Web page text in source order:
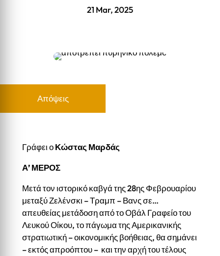
21 Mar, 2025
Απόψεις
Γράφει οΚώστας Μαρδάς
Α’ ΜΕΡΟΣ
Μετά τον ιστορικό καβγά της 28ης Φεβρουαρίου
μεταξύ Ζελένσκι – Τραμπ – Βανς σε…
απευθείας μετάδοση από το Οβάλ Γραφείο του
Λευκού Οίκου, το πάγωμα της Αμερικανικής
στρατιωτική – οικονομικής βοήθειας, θα σημάνει
– εκτός απροόπτου – και την αρχή του τέλους